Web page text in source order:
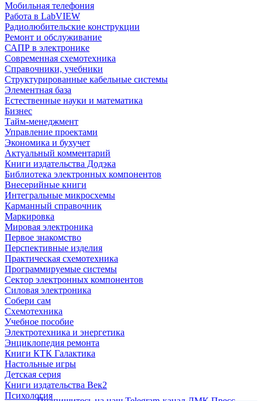
Мобильная телефония
Работа в LabVIEW
Радиолюбительские конструкции
Ремонт и обслуживание
САПР в электронике
Современная схемотехника
Справочники, учебники
Структурированные кабельные системы
Элементная база
Естественные науки и математика
Бизнес
Тайм-менеджмент
Управление проектами
Экономика и бухучет
Актуальный комментарий
Книги издательства Додэка
Библиотека электронных компонентов
Внесерийные книги
Интегральные микросхемы
Карманный справочник
Маркировка
Мировая электроника
Первое знакомство
Перспективные изделия
Практическая схемотехника
Программируемые системы
Сектор электронных компонентов
Силовая электроника
Собери сам
Схемотехника
Учебное пособие
Электротехника и энергетика
Энциклопедия ремонта
Книги КТК Галактика
Настольные игры
Детская серия
Книги издательства Век2
Психология